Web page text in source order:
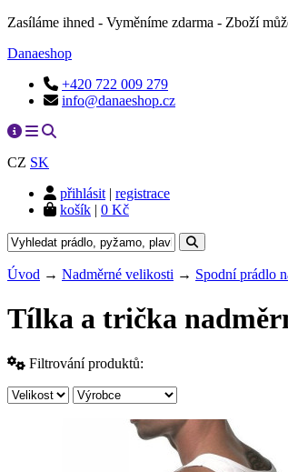
Zasíláme ihned - Vyměníme zdarma - Zboží
Danaeshop
+420 722 009 279
info@danaeshop.cz
CZ SK
přihlásit | registrace
košík | 0 Kč
Úvod → Nadměrné velikosti → Spodní prádlo
Tílka a trička
Filtrování produktů: